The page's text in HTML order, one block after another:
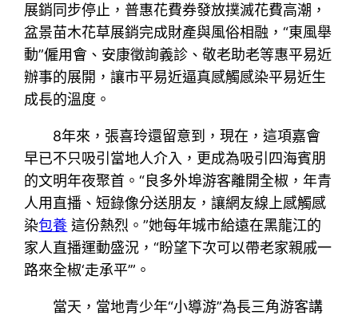
展銷同步停止，普惠花費券發放撲滅花費高潮，
盆景苗木花草展銷完成財產與風俗相融，“東風舉
動”僱用會、安康徵詢義診、敬老助老等惠平易近
辦事的展開，讓市平易近逼真感觸感染平易近生
成長的溫度。
8年來，張喜玲還留意到，現在，這項嘉會
早已不只吸引當地人介入，更成為吸引四海賓朋
的文明年夜聚首。“良多外埠游客離開全椒，年青
人用直播、短錄像分送朋友，讓網友線上感觸感
染包養 這份熱烈。”她每年城市給遠在黑龍江的
家人直播運動盛況，“盼望下次可以帶老家親戚一
路來全椒‘走承平’”。
當天，當地青少年“小導游”為長三角游客講